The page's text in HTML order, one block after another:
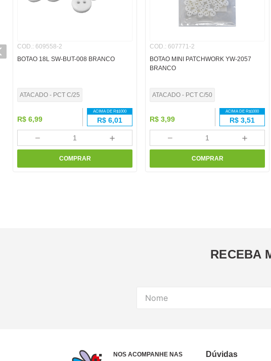
COD.: 609558-2
BOTAO 18L SW-BUT-008 BRANCO
ATACADO - PCT C/25
R$ 6,99
ACIMA DE R$1000
R$ 6,01
＋
－
COMPRAR
COD.: 607771-2
BOTAO MINI PATCHWORK YW-2057
BRANCO
ATACADO - PCT C/50
R$ 3,99
ACIMA DE R$1000
R$ 3,51
＋
－
COMPRAR
RECEBA
NOS ACOMPANHE NAS
Dúvidas